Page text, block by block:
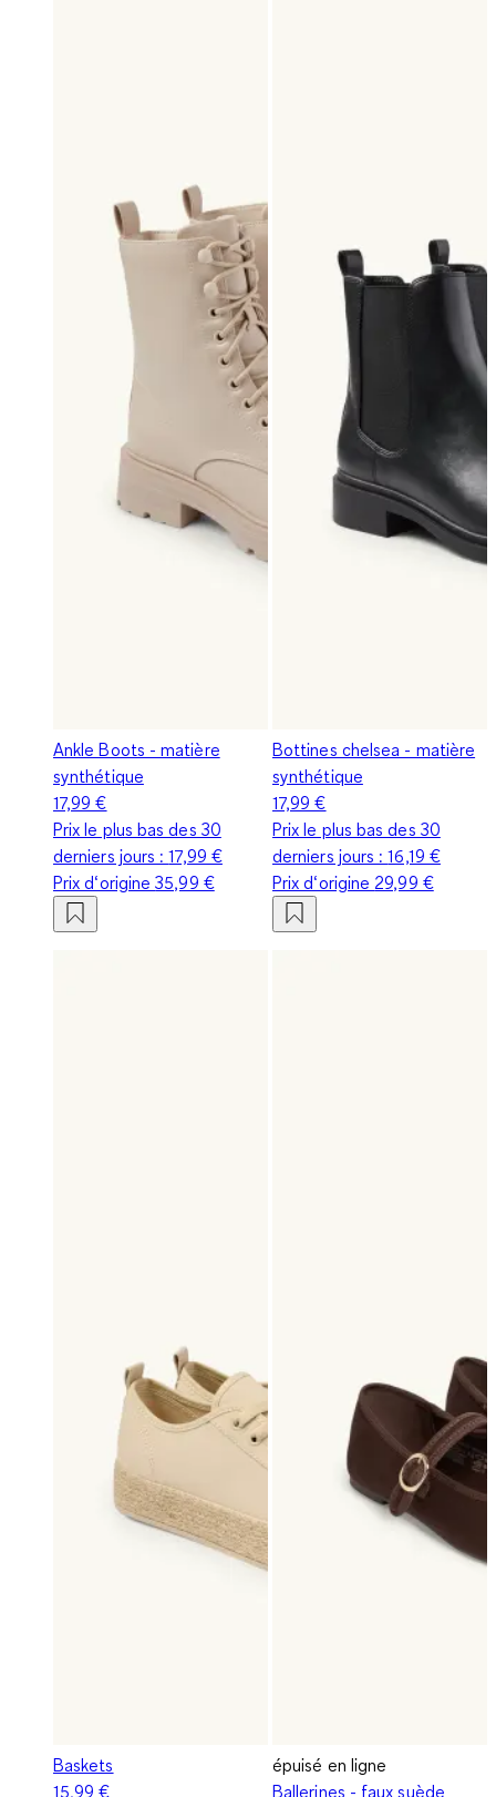
Ankle Boots - matière
synthétique
17,99 €
Prix le plus bas des 30
derniers jours :17,99 €
Prix d‘origine35,99 €
Bottines chelsea - matière
synthétique
17,99 €
Prix le plus bas des 30
derniers jours :16,19 €
Prix d‘origine 29,99 €
Baskets
15,99 €
épuisé en ligne
Ballerines - faux suède